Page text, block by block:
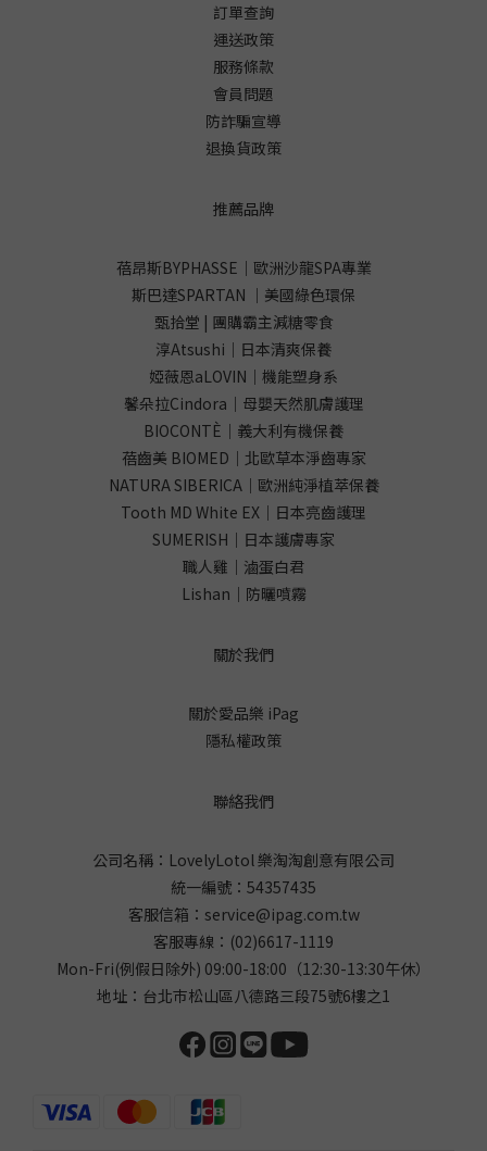
訂單查詢
運送政策
服務條款
會員問題
防詐騙宣導
退換貨政策
推薦品牌
蓓昂斯BYPHASSE｜歐洲沙龍SPA專業
斯巴達SPARTAN ｜美國綠色環保
甄拾堂 | 團購霸主減糖零食
淳Atsushi｜日本清爽保養
婭薇恩aLOVIN｜機能塑身系
馨朵拉Cindora｜母嬰天然肌膚護理
BIOCONTÈ｜義大利有機保養
蓓齒美 BIOMED｜北歐草本淨齒專家
NATURA SIBERICA｜歐洲純淨植萃保養
Tooth MD White EX｜日本亮齒護理
SUMERISH｜日本護膚專家
職人雞｜滷蛋白君
Lishan｜防曬噴霧
關於我們
關於愛品樂 iPag
隱私權政策
聯絡我們
公司名稱：LovelyLotol 樂淘淘創意有限公司
統一編號：54357435
客服信箱： service@ipag.com.tw
客服專線： (02)6617-1119
Mon-Fri(例假日除外) 09:00-18:00（12:30-13:30午休）
地址：台北巿松山區八德路三段75號6樓之1